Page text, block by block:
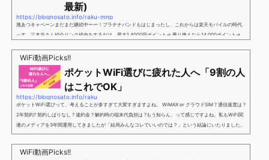
最新)
https://blognosato.info/raku-mnp
激あつキャペーンまだまだ継続中ーー！プラチナバンドもはじまったし、これからは楽天モバイルの時代
っす。三木谷さん紹介リンク経由をするだけ。最大1,4000円ポイント→ 乗り換えなら14,000ポイント→
谷さんキャンペーン／2回線目以降でもOK再契約でもでもOK背水の陣の楽天モバイル。ついに「最後の賭
け」とも思えるポイントばら撒きキャンペーンを発動してきました。■キャンペーン概要三木谷社長の特
別招待ページから楽天モバイ...
WiFi動画Picks!!
ポケットWiFi選びに疲れた人へ「9割の人
はこれでOK」
https://blognosato.info/raku
ポケットWiFi選びって、考えることが多すぎて大変すぎますよね。 WiMAX or クラウドSIM ? 通信速度は ?
2年契約? 契約しばりなし ? 違約金 ? 解約時の端末代負担は ?もう知らん、って感じですよね。私もWiFi関
連のメディアを3年間運用してきましたが「結局みんなコレでいいのでは？」という結論にいたりました。
ということで、「ポケットWiFi選びに疲れた」「結局どれがいいのか分からない」と言う人向けに【最終
解】を用意しました。ポケットWiFiのヘビーユーザー視点で「90％の人はこれだけでいいやん」というも
のなので、「多...
WiFi動画Picks!!